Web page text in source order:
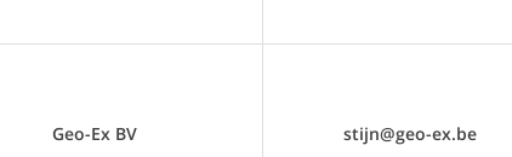
Geo-Ex BV stijn@geo-ex.be